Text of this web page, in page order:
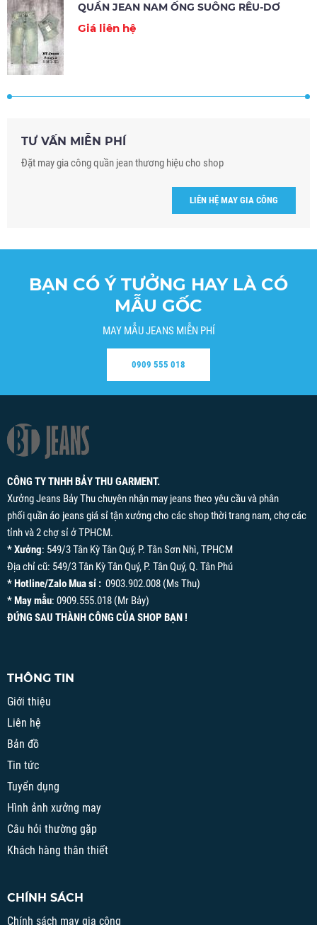
QUẦN JEAN NAM ỐNG SUÔNG RÊU-DƠ
Giá liên hệ
TƯ VẤN MIỄN PHÍ
Đặt may gia công quần jean thương hiệu cho shop
LIÊN HỆ MAY GIA CÔNG
BẠN CÓ Ý TƯỞNG HAY LÀ CÓ
MẪU GỐC
MAY MẪU JEANS MIỄN PHÍ
0909 555 018
CÔNG TY TNHH BẢY THU GARMENT.
Xưởng Jeans Bảy Thu chuyên nhận may jeans theo yêu cầu và phân
phối quần áo jeans giá sỉ tận xưởng cho các shop thời trang nam, chợ các
tỉnh và 2 chợ sỉ ở TPHCM.
* Xưởng: 549/3 Tân Kỳ Tân Quý, P. Tân Sơn Nhì, TPHCM
Địa chỉ cũ: 549/3 Tân Kỳ Tân Quý, P. Tân Quý, Q. Tân Phú
* Hotline/Zalo Mua sỉ : 0903.902.008 (Ms Thu)
* May mẫu: 0909.555.018 (Mr Bảy)
ĐỨNG SAU THÀNH CÔNG CỦA SHOP BẠN !
THÔNG TIN
Giới thiệu
Liên hệ
Bản đồ
Tin tức
Tuyển dụng
Hình ảnh xưởng may
Câu hỏi thường gặp
Khách hàng thân thiết
CHÍNH SÁCH
Chính sách may gia công